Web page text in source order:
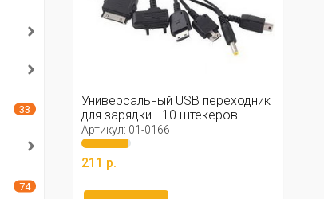
Универсальный USB переходник
для зарядки - 10 штекеров
Артикул: 01-0166
211 р.
33
74